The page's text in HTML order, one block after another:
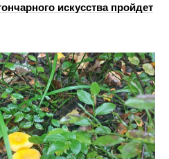
искусства пройдет